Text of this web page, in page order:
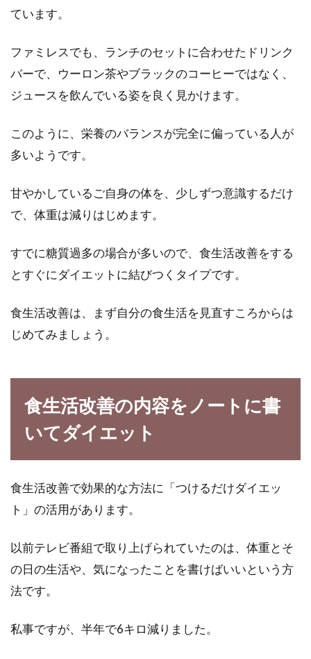
ています。
ファミレスでも、ランチのセットに合わせたドリンク
バーで、ウーロン茶やブラックのコーヒーではなく、
ジュースを飲んでいる姿を良く見かけます。
このように、栄養のバランスが完全に偏っている人が
多いようです。
甘やかしているご自身の体を、少しずつ意識するだけ
で、体重は減りはじめます。
すでに糖質過多の場合が多いので、食生活改善をする
とすぐにダイエットに結びつくタイプです。
食生活改善は、まず自分の食生活を見直すころからは
じめてみましょう。
食生活改善の内容をノートに書
いてダイエット
食生活改善で効果的な方法に「つけるだけダイエッ
ト」の活用があります。
以前テレビ番組で取り上げられていたのは、体重とそ
の日の生活や、気になったことを書けばいいという方
法です。
私事ですが、半年で6キロ減りました。